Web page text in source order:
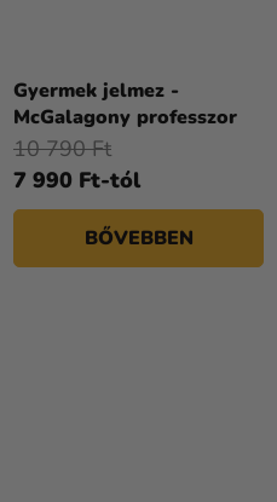
Gyermek jelmez -
McGalagony professzor
7 990 Ft-tól
10 790 Ft
BŐVEBBEN